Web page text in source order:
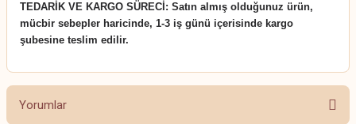
TEDARİK VE KARGO SÜRECİ: Satın almış olduğunuz ürün,
mücbir sebepler haricinde, 1-3 iş günü içerisinde kargo
şubesine teslim edilir.
Yorumlar